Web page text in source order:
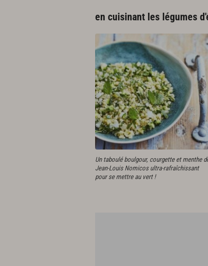
en cuisinant les légumes
Un taboulé boulgour, courgette et menthe
Jean-Louis Nomicos ultra-rafraîchissant
pour se mettre au vert !